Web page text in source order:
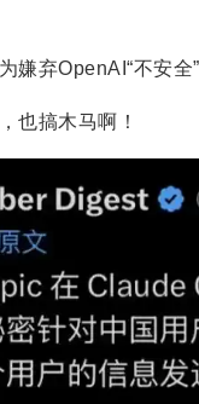
弃OpenAI“不安全
也搞木马啊！